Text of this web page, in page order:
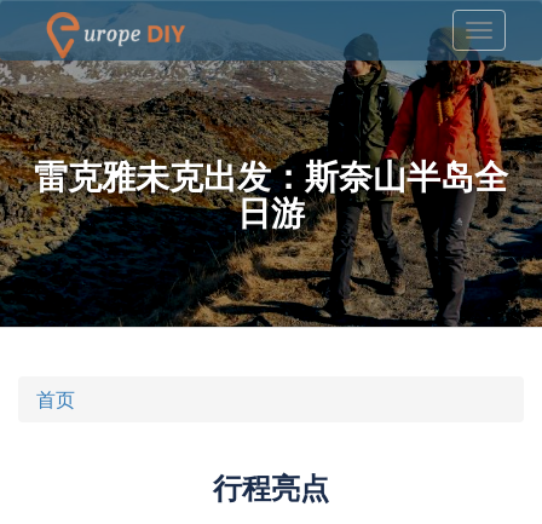
雷克雅未克出发：斯奈山半岛全
日游
首页
行程亮点